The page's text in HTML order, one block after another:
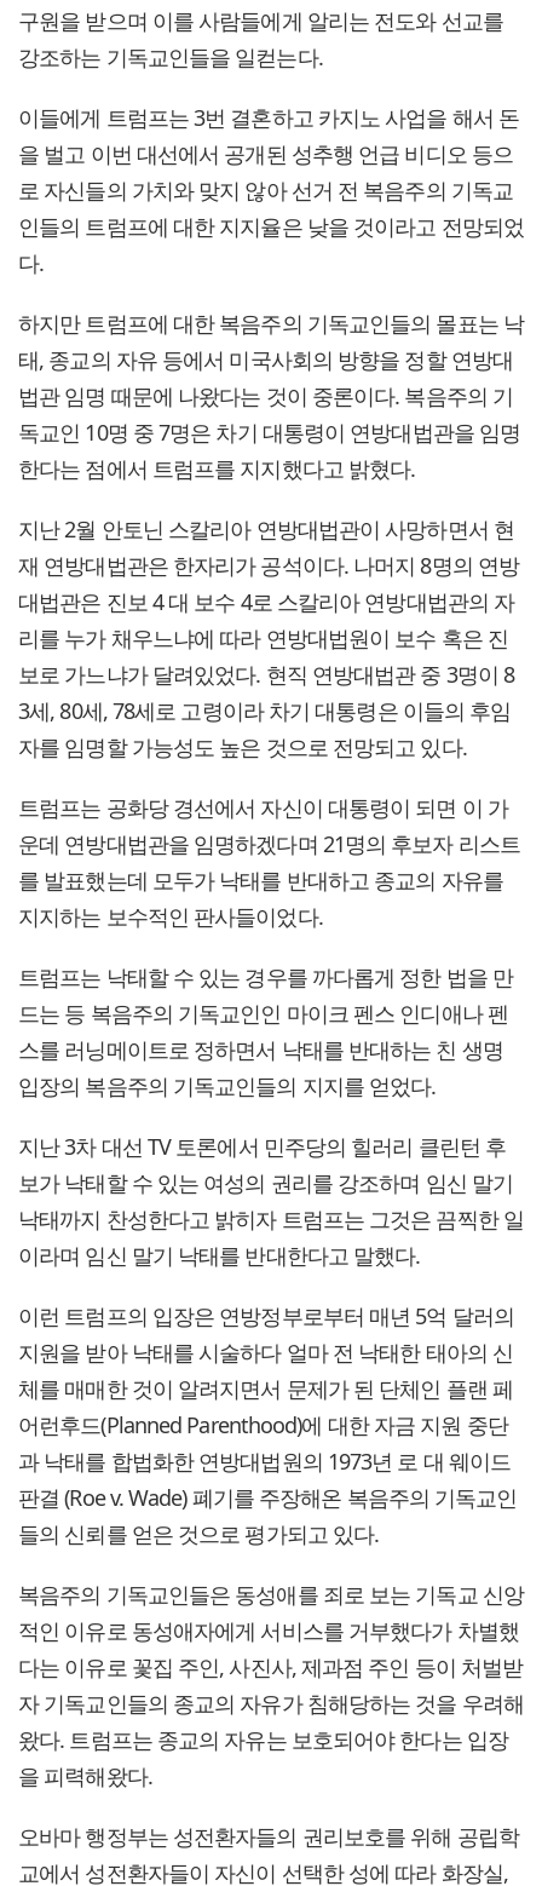
구원을 받으며 이를 사람들에게 알리는 전도와 선교를
강조하는 기독교인들을 일컫는다.
이들에게 트럼프는 3번 결혼하고 카지노 사업을 해서 돈
을 벌고 이번 대선에서 공개된 성추행 언급 비디오 등으
로 자신들의 가치와 맞지 않아 선거 전 복음주의 기독교
인들의 트럼프에 대한 지지율은 낮을 것이라고 전망되었
다.
하지만 트럼프에 대한 복음주의 기독교인들의 몰표는 낙
태, 종교의 자유 등에서 미국사회의 방향을 정할 연방대
법관 임명 때문에 나왔다는 것이 중론이다. 복음주의 기
독교인 10명 중 7명은 차기 대통령이 연방대법관을 임명
한다는 점에서 트럼프를 지지했다고 밝혔다.
지난 2월 안토닌 스칼리아 연방대법관이 사망하면서 현
재 연방대법관은 한자리가 공석이다. 나머지 8명의 연방
대법관은 진보 4 대 보수 4로 스칼리아 연방대법관의 자
리를 누가 채우느냐에 따라 연방대법원이 보수 혹은 진
보로 가느냐가 달려있었다. 현직 연방대법관 중 3명이 8
3세, 80세, 78세로 고령이라 차기 대통령은 이들의 후임
자를 임명할 가능성도 높은 것으로 전망되고 있다.
트럼프는 공화당 경선에서 자신이 대통령이 되면 이 가
운데 연방대법관을 임명하겠다며 21명의 후보자 리스트
를 발표했는데 모두가 낙태를 반대하고 종교의 자유를
지지하는 보수적인 판사들이었다.
트럼프는 낙태할 수 있는 경우를 까다롭게 정한 법을 만
드는 등 복음주의 기독교인인 마이크 펜스 인디애나 펜
스를 러닝메이트로 정하면서 낙태를 반대하는 친 생명
입장의 복음주의 기독교인들의 지지를 얻었다.
지난 3차 대선 TV 토론에서 민주당의 힐러리 클린턴 후
보가 낙태할 수 있는 여성의 권리를 강조하며 임신 말기
낙태까지 찬성한다고 밝히자 트럼프는 그것은 끔찍한 일
이라며 임신 말기 낙태를 반대한다고 말했다.
이런 트럼프의 입장은 연방정부로부터 매년 5억 달러의
지원을 받아 낙태를 시술하다 얼마 전 낙태한 태아의 신
체를 매매한 것이 알려지면서 문제가 된 단체인 플랜 페
어런후드(Planned Parenthood)에 대한 자금 지원 중단
과 낙태를 합법화한 연방대법원의 1973년 로 대 웨이드
판결 (Roe v. Wade) 폐기를 주장해온 복음주의 기독교인
들의 신뢰를 얻은 것으로 평가되고 있다.
복음주의 기독교인들은 동성애를 죄로 보는 기독교 신앙
적인 이유로 동성애자에게 서비스를 거부했다가 차별했
다는 이유로 꽃집 주인, 사진사, 제과점 주인 등이 처벌받
자 기독교인들의 종교의 자유가 침해당하는 것을 우려해
왔다. 트럼프는 종교의 자유는 보호되어야 한다는 입장
을 피력해왔다.
오바마 행정부는 성전환자들의 권리보호를 위해 공립학
교에서 성전환자들이 자신이 선택한 성에 따라 화장실,